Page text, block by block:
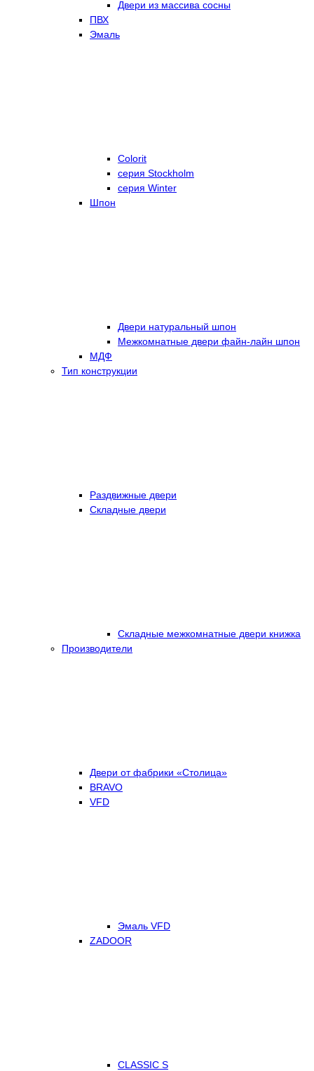
Двери из массива сосны
ПВХ
Эмаль
Colorit
серия Stockholm
серия Winter
Шпон
Двери натуральный шпон
Межкомнатные двери файн-лайн шпон
МДФ
Тип конструкции
Раздвижные двери
Складные двери
Складные межкомнатные двери книжка
Производители
Двери от фабрики «Столица»
BRAVO
VFD
Эмаль VFD
ZADOOR
CLASSIC S